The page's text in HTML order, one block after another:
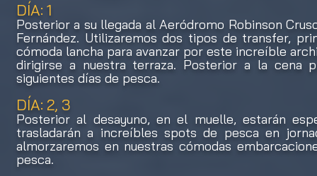
DÍA: 1
Posterior a su llegada al Aeródromo Robinson
Fernández. Utilizaremos dos tipos de transfer,
cómoda lancha para avanzar por este increíble
dirigirse a nuestra terraza. Posterior a la cena
siguientes días de pesca.
DÍA: 2, 3
Posterior al desayuno, en el muelle, estarán
trasladarán a increíbles spots de pesca en
almorzaremos en nuestras cómodas
pesca.